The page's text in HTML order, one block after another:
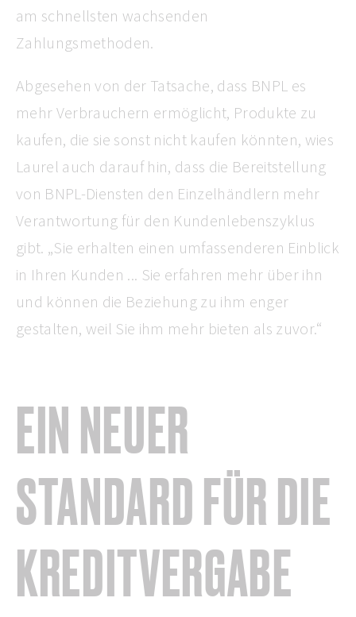
am schnellsten wachsenden
Zahlungsmethoden.
Abgesehen von der Tatsache, dass BNPL es
mehr Verbrauchern ermöglicht, Produkte zu
kaufen, die sie sonst nicht kaufen könnten, wies
Laurel auch darauf hin, dass die Bereitstellung
von BNPL-Diensten den Einzelhändlern mehr
Verantwortung für den Kundenlebenszyklus
gibt. „Sie erhalten einen umfassenderen Einblick
in Ihren Kunden ... Sie erfahren mehr über ihn
und können die Beziehung zu ihm enger
gestalten, weil Sie ihm mehr bieten als zuvor.“
EIN NEUER
STANDARD FÜR DIE
KREDITVERGABE